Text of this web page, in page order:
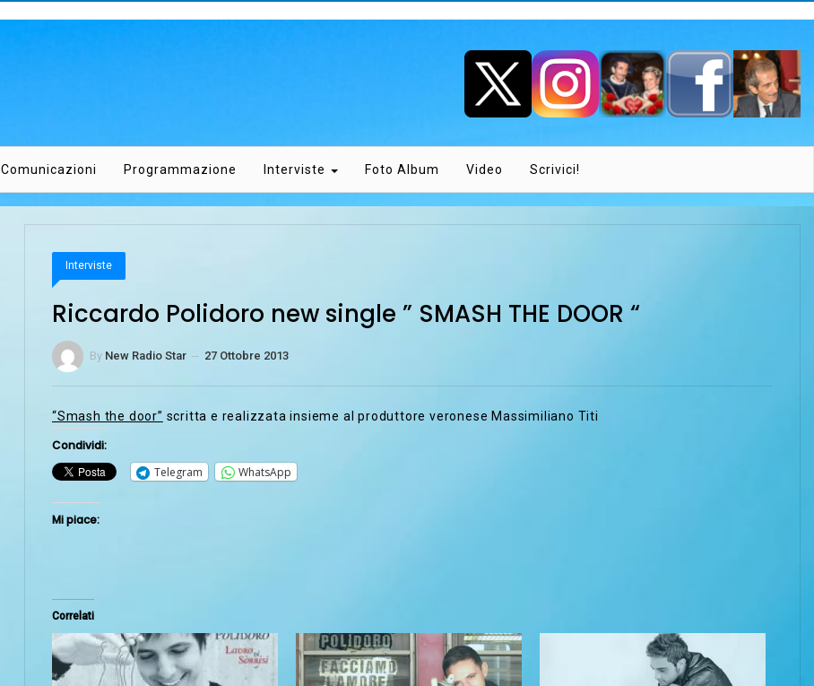
Comunicazioni Programmazione Interviste Foto Album Video Scrivici!
Interviste
Riccardo Polidoro new single ” SMASH THE DOOR “
By New Radio Star -- 27 Ottobre 2013
“Smash the door” scritta e realizzata insieme al produttore veronese Massimiliano Titi
Condividi:
Telegram
WhatsApp
Mi piace:
Correlati